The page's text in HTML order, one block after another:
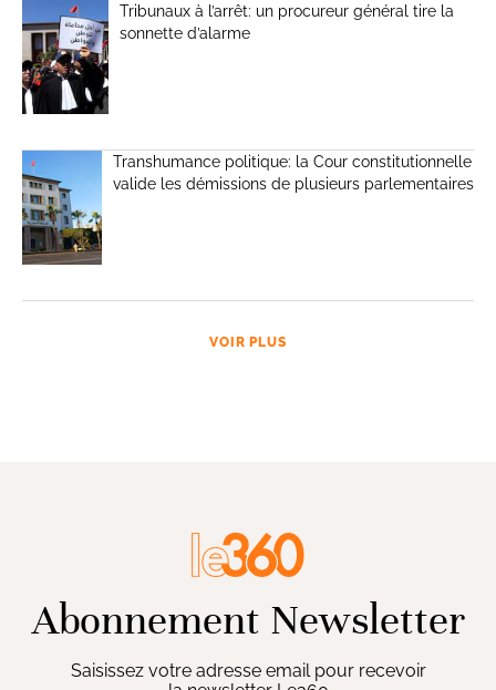
Tribunaux à l’arrêt: un procureur général tire la
sonnette d’alarme
Transhumance politique: la Cour constitutionnelle
valide les démissions de plusieurs parlementaires
VOIR PLUS
Abonnement Newsletter
Saisissez votre adresse email pour recevoir